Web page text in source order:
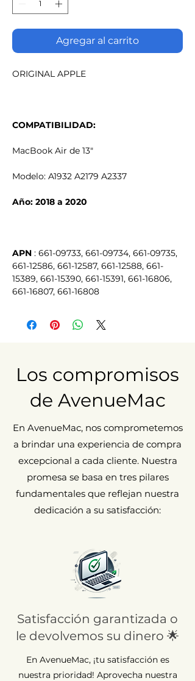
Agregar al carrito
ORIGINAL APPLE
COMPATIBILIDAD:
MacBook Air de 13"
Modelo: A1932 A2179 A2337
Año: 2018 a 2020
APN : 661-09733, 661-09734, 661-09735,
661-12586, 661-12587, 661-12588, 661-
15389, 661-15390, 661-15391, 661-16806,
661-16807, 661-16808
Los compromisos
de AvenueMac
En AvenueMac, nos comprometemos
a brindar una experiencia de compra
excepcional a cada cliente. Nuestra
promesa se basa en tres pilares
fundamentales que reflejan nuestra
dedicación a su satisfacción:
Satisfacción garantizada o
le devolvemos su dinero 🌟
En AvenueMac, ¡tu satisfacción es
nuestra prioridad! Aprovecha nuestra